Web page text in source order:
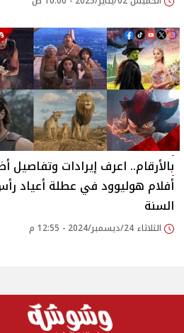
بالأرقام.. اعرف إيرادات وتفاصيل
أفلام هوليوود في عطلة أعياد
السنة
الثلاثاء 24/ديسمبر/2024 - 12:55 م